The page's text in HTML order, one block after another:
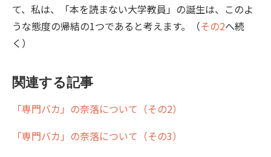
て、私は、「本を読まない大学教員」の誕生は、このよ
うな態度の帰結の1つであると考えます。（その2へ続
く）
関連する記事
「専門バカ」の奈落について（その2）
「専門バカ」の奈落について（その3）